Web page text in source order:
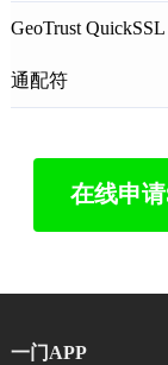
GeoTrust QuickSSL
通配符
在线申
一门APP